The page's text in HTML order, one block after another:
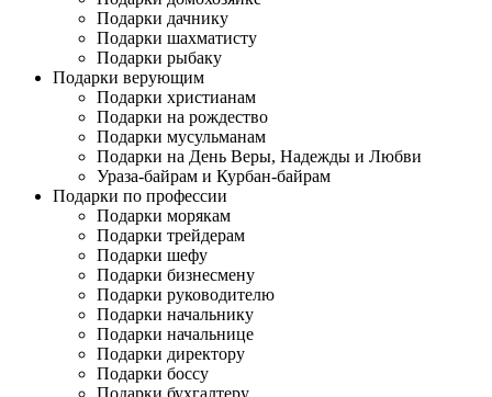
Подарки дачнику
Подарки шахматисту
Подарки рыбаку
Подарки верующим
Подарки христианам
Подарки на рождество
Подарки мусульманам
Подарки на День Веры, Надежды и Любви
Ураза-байрам и Курбан-байрам
Подарки по профессии
Подарки морякам
Подарки трейдерам
Подарки шефу
Подарки бизнесмену
Подарки руководителю
Подарки начальнику
Подарки начальнице
Подарки директору
Подарки боссу
Подарки бухгалтеру